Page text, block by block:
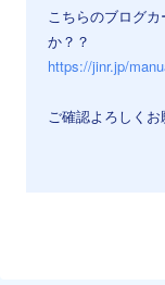
こちらのブログ
か？？
https://jinr.jp/
ご確認よろしく